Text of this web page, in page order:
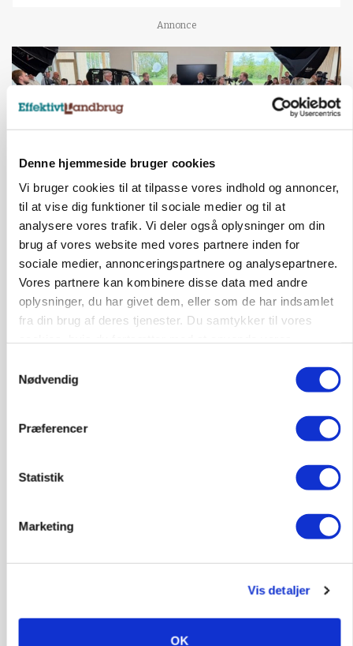
Denne hjemmeside bruger cookies
Vi bruger cookies til at tilpasse vores indhold og annoncer,
til at vise dig funktioner til sociale medier og til at
analysere vores trafik. Vi deler også oplysninger om din
brug af vores website med vores partnere inden for
sociale medier, annonceringspartnere og analysepartnere.
Vores partnere kan kombinere disse data med andre
oplysninger, du har givet dem, eller som de har indsamlet
fra din brug af deres tjenester. Du samtykker til vores
Nødvendig
Præferencer
Statistik
Marketing
Vis detaljer
OK
Annonce
BUSINESS
Ejer eller medejer? Nyt tv-format udfordrer
landbrugets ejerstruktur
Annonce